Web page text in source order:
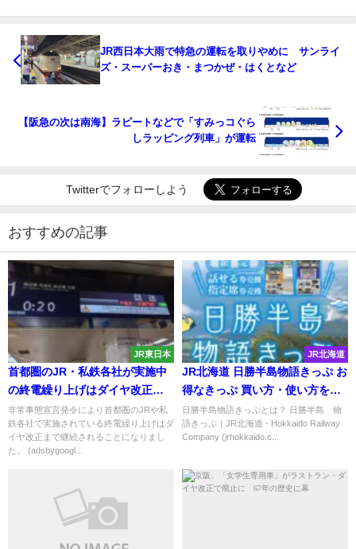
JR西日本大雨で特急の運転を取りやめに サンライ
ズ・スーパーおき・まつかぜ・はくとなど
【阪急の次は南海】ラピートなどで「すみっコぐら
しラッピング列車」が運転
Twitterでフォローしよう
おすすめの記事
JR東日本
首都圏のJR・私鉄各社が実施中
の終電繰り上げはダイヤ改正ま
で継続に
非常事態宣言発令により首都圏のJRや私
鉄各社で実施されている終電繰り上げはダ
イヤ改正まで継続されることになりまし
た。 (adsbygoogl...
JR北海道
JR北海道 日勝半島物語きっぷ お
得なきっぷ 買い方・使い方を紹
介！
日勝半島物語きっぷとは？ 日勝半島 物
語きっぷ｜JR北海道 - Hokkaido Railway
Company (jrhokkaido.c...